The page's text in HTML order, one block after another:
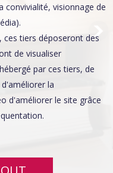
convivialité, visionnage de
tiers déposeront des
de visualiser
par ces tiers, de
la
d'améliorer le site grâce